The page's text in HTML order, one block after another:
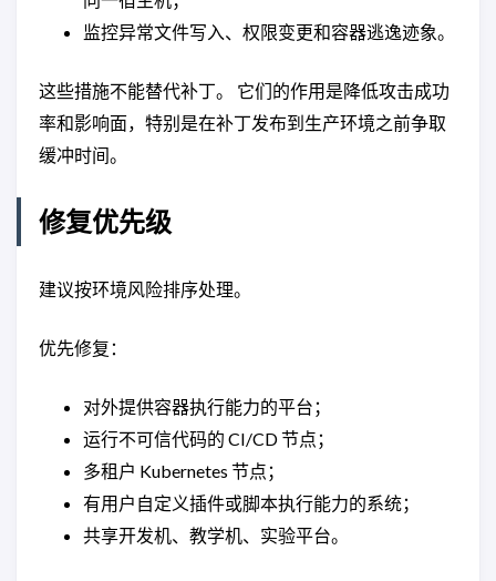
监控异常文件写入、权限变更和容器逃逸迹象。
这些措施不能替代补丁。 它们的作用是降低攻击成功
率和影响面，特别是在补丁发布到生产环境之前争取
缓冲时间。
修复优先级
建议按环境风险排序处理。
优先修复：
对外提供容器执行能力的平台；
运行不可信代码的 CI/CD 节点；
多租户 Kubernetes 节点；
有用户自定义插件或脚本执行能力的系统；
共享开发机、教学机、实验平台。